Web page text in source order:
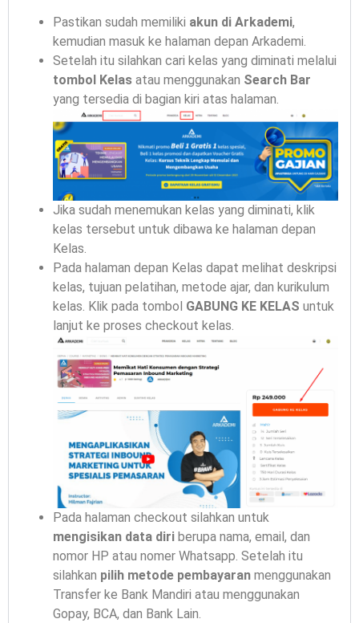
Pastikan sudah memiliki akun di Arkademi,
kemudian masuk ke halaman depan Arkademi.
Setelah itu silahkan cari kelas yang diminati melalui
tombol Kelas atau menggunakan Search Bar
yang tersedia di bagian kiri atas halaman.
Jika sudah menemukan kelas yang diminati, klik
kelas tersebut untuk dibawa ke halaman depan
Kelas.
Pada halaman depan Kelas dapat melihat deskripsi
kelas, tujuan pelatihan, metode ajar, dan kurikulum
kelas. Klik pada tombol GABUNG KE KELAS untuk
lanjut ke proses checkout kelas.
Pada halaman checkout silahkan untuk
mengisikan data diri berupa nama, email, dan
nomor HP atau nomer Whatsapp. Setelah itu
silahkan pilih metode pembayaran menggunakan
Transfer ke Bank Mandiri atau menggunakan
Gopay, BCA, dan Bank Lain.